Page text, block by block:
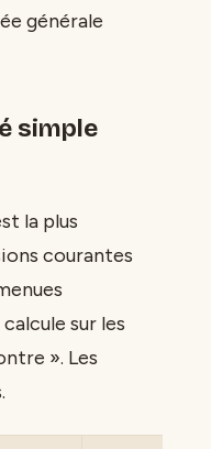
générale
simple
la plus
courantes
sur les
». Les